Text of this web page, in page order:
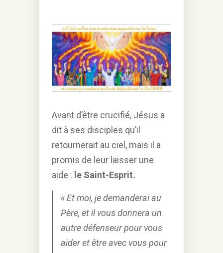
Avant d’être crucifié, Jésus a
dit à ses disciples qu’il
retournerait au ciel, mais il a
promis de leur laisser une
aide : le Saint-Esprit.
« Et moi, je demanderai au
Père, et il vous donnera un
autre défenseur pour vous
aider et être avec vous pour